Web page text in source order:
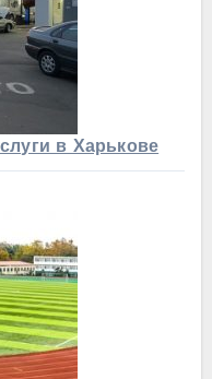
в Харькове